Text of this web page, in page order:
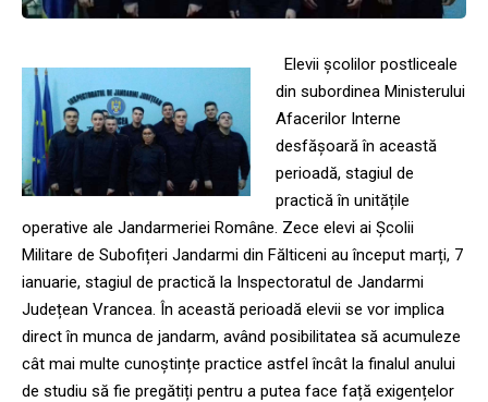
Elevii școlilor postliceale
din subordinea Ministerului
Afacerilor Interne
desfășoară în această
perioadă, stagiul de
practică în unitățile
operative ale Jandarmeriei Române. Zece elevi ai Şcolii
Militare de Subofițeri Jandarmi din Fălticeni au început marți, 7
ianuarie, stagiul de practică la Inspectoratul de Jandarmi
Județean Vrancea. În această perioadă elevii se vor implica
direct în munca de jandarm, având posibilitatea să acumuleze
cât mai multe cunoștințe practice astfel încât la finalul anului
de studiu să fie pregătiți pentru a putea face față exigențelor